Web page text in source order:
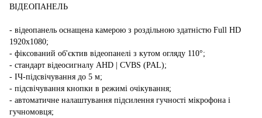
ВІДЕОПАНЕЛЬ
- відеопанель оснащена камерою з роздільною здатністю Full HD
1920x1080;
- фіксований об'єктив відеопанелі з кутом огляду 110°;
- стандарт відеосигналу AHD | CVBS (PAL);
- ІЧ-підсвічування до 5 м;
- підсвічування кнопки в режимі очікування;
- автоматичне налаштування підсилення гучності мікрофона і
гучномовця;